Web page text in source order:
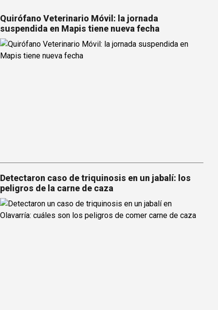
Quirófano Veterinario Móvil: la jornada
suspendida en Mapis tiene nueva fecha
Detectaron caso de triquinosis en un jabalí: los
peligros de la carne de caza